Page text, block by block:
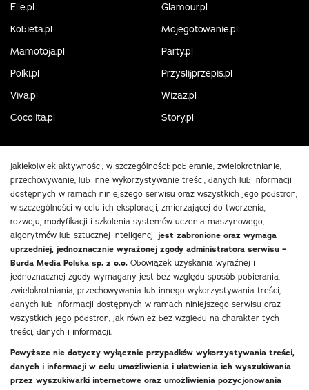
Elle.pl
Glamour.pl
Kobieta.pl
Mojegotowanie.pl
Mamotoja.pl
Party.pl
Polki.pl
Przyslijprzepis.pl
Viva.pl
Wizaz.pl
Cocolita.pl
Story.pl
Jakiekolwiek aktywności, w szczególności: pobieranie, zwielokrotnianie,
przechowywanie, lub inne wykorzystywanie treści, danych lub informacji
dostępnych w ramach niniejszego serwisu oraz wszystkich jego podstron,
w szczególności w celu ich eksploracji, zmierzającej do tworzenia,
rozwoju, modyfikacji i szkolenia systemów uczenia maszynowego,
algorytmów lub sztucznej inteligencji jest zabronione oraz wymaga
uprzedniej, jednoznacznie wyrażonej zgody administratora serwisu –
Burda Media Polska sp. z o.o. Obowiązek uzyskania wyraźnej i
jednoznacznej zgody wymagany jest bez względu sposób pobierania,
zwielokrotniania, przechowywania lub innego wykorzystywania treści,
danych lub informacji dostępnych w ramach niniejszego serwisu oraz
wszystkich jego podstron, jak również bez względu na charakter tych
treści, danych i informacji.
Powyższe nie dotyczy wyłącznie przypadków wykorzystywania treści,
danych i informacji w celu umożliwienia i ułatwienia ich wyszukiwania
przez wyszukiwarki internetowe oraz umożliwienia pozycjonowania